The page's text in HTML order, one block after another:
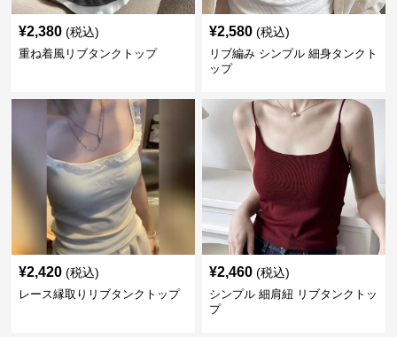
¥2,380 (税込)
重ね着風リブタンクトップ
¥2,580 (税込)
リブ編み シンプル 細身タンクト
ップ
¥2,420 (税込)
レース縁取りリブタンクトップ
¥2,460 (税込)
シンプル 細肩紐 リブタンクトッ
プ